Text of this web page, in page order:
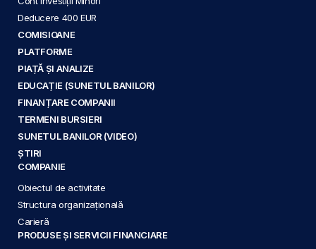
Deducere 400 EUR
COMISIOANE
PLATFORME
PIAȚĂ ȘI ANALIZE
EDUCAȚIE (SUNETUL BANILOR)
FINANȚARE COMPANII
TERMENI BURSIERI
SUNETUL BANILOR (VIDEO)
ȘTIRI
COMPANIE
Obiectul de activitate
Structura organizațională
Carieră
PRODUSE ȘI SERVICII FINANCIARE